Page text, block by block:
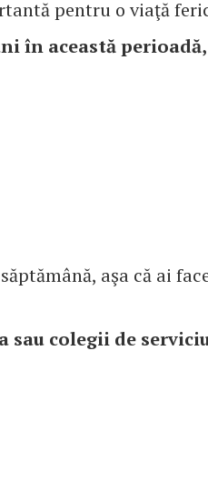
pentru o viaţă
în această
aşa că ai
sau colegii de